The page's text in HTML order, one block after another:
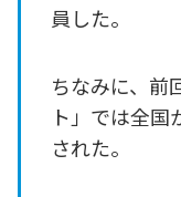
員した。
ちなみに、前
ト」では全国
された。